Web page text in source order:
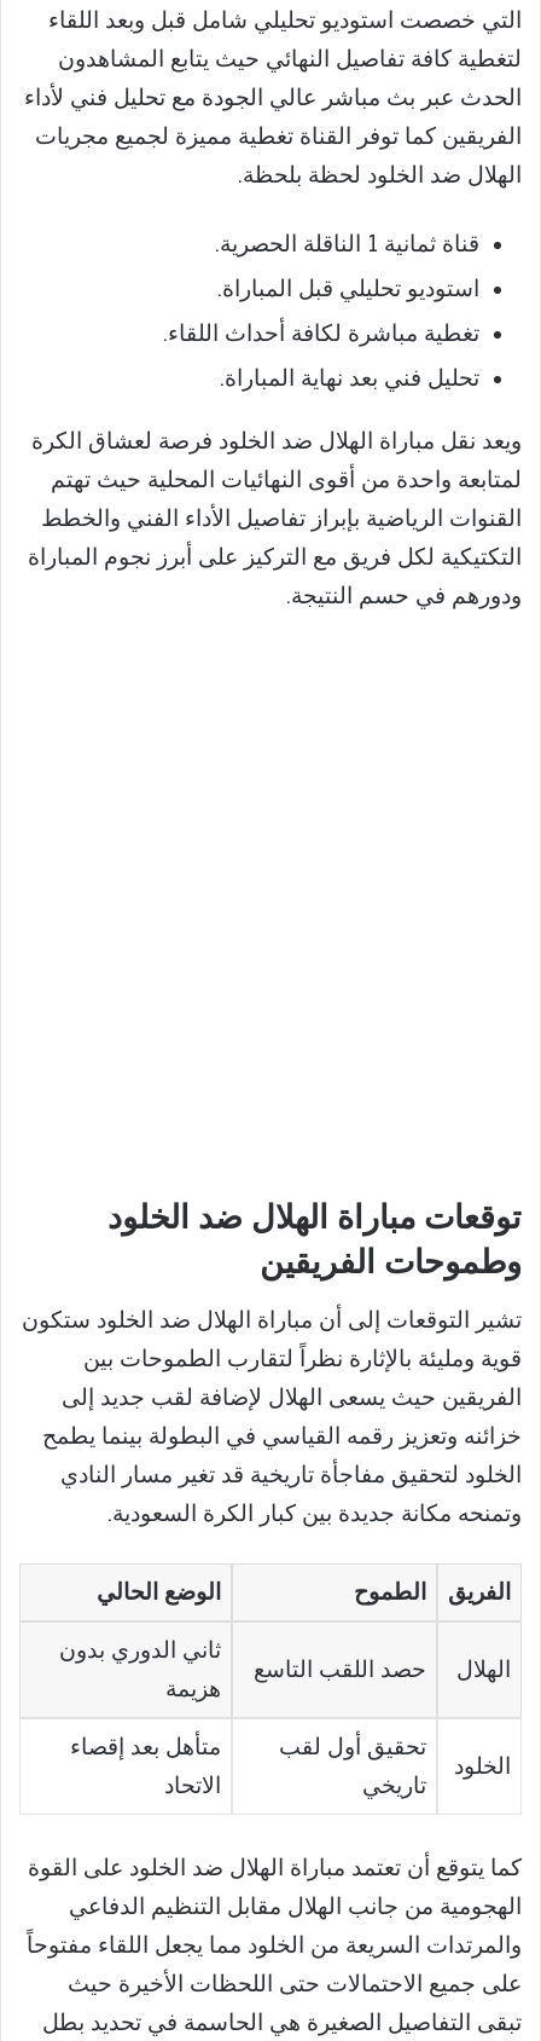
التي خصصت استوديو تحليلي شامل قبل وبعد اللقاء
لتغطية كافة تفاصيل النهائي حيث يتابع المشاهدون
الحدث عبر بث مباشر عالي الجودة مع تحليل فني لأداء
الفريقين كما توفر القناة تغطية مميزة لجميع مجريات
الهلال ضد الخلود لحظة بلحظة.
قناة ثمانية 1 الناقلة الحصرية.
استوديو تحليلي قبل المباراة.
تغطية مباشرة لكافة أحداث اللقاء.
تحليل فني بعد نهاية المباراة.
ويعد نقل مباراة الهلال ضد الخلود فرصة لعشاق الكرة
لمتابعة واحدة من أقوى النهائيات المحلية حيث تهتم
القنوات الرياضية بإبراز تفاصيل الأداء الفني والخطط
التكتيكية لكل فريق مع التركيز على أبرز نجوم المباراة
ودورهم في حسم النتيجة.
توقعات مباراة الهلال ضد الخلود
وطموحات الفريقين
تشير التوقعات إلى أن مباراة الهلال ضد الخلود ستكون
قوية ومليئة بالإثارة نظراً لتقارب الطموحات بين
الفريقين حيث يسعى الهلال لإضافة لقب جديد إلى
خزائنه وتعزيز رقمه القياسي في البطولة بينما يطمح
الخلود لتحقيق مفاجأة تاريخية قد تغير مسار النادي
وتمنحه مكانة جديدة بين كبار الكرة السعودية.
الفريق الطموح الوضع الحالي
الهلال حصد اللقب التاسع
ثاني الدوري بدون
هزيمة
الخلود
تحقيق أول لقب
تاريخي
متأهل بعد إقصاء
الاتحاد
كما يتوقع أن تعتمد مباراة الهلال ضد الخلود على القوة
الهجومية من جانب الهلال مقابل التنظيم الدفاعي
والمرتدات السريعة من الخلود مما يجعل اللقاء مفتوحاً
على جميع الاحتمالات حتى اللحظات الأخيرة حيث
تبقى التفاصيل الصغيرة هي الحاسمة في تحديد بطل